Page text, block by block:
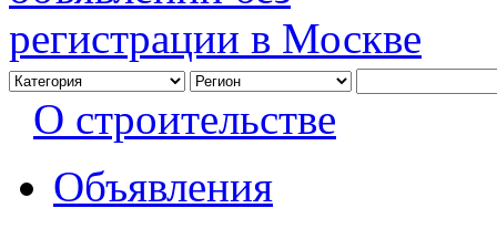
О строительстве
Объявления